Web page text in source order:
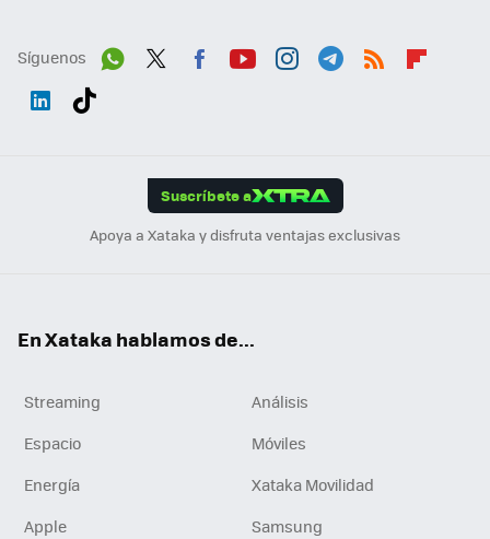
Síguenos
Suscríbete a
Apoya a Xataka y disfruta ventajas exclusivas
En Xataka hablamos de...
Streaming
Análisis
Espacio
Móviles
Energía
Xataka Movilidad
Apple
Samsung